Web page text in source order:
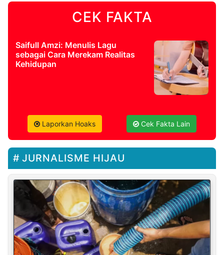
CEK FAKTA
Saifull Amzi: Menulis Lagu
sebagai Cara Merekam Realitas
Kehidupan
Laporkan Hoaks Cek Fakta Lain
JURNALISME HIJAU